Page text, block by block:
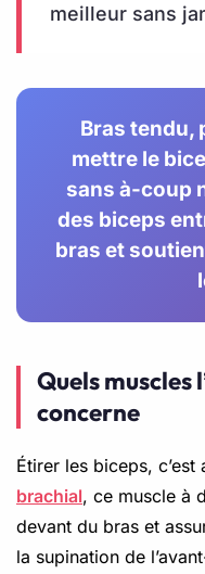
meilleur sans
Bras tendu,
mettre le
sans à-coup
des biceps
bras et
Quels muscles
concerne
Étirer les biceps,
brachial, ce muscle à
devant du bras et
la supination de